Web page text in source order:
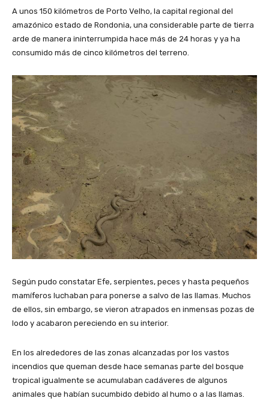
A unos 150 kilómetros de Porto Velho, la capital regional del
amazónico estado de Rondonia, una considerable parte de tierra
arde de manera ininterrumpida hace más de 24 horas y ya ha
consumido más de cinco kilómetros del terreno.
Según pudo constatar Efe, serpientes, peces y hasta pequeños
mamíferos luchaban para ponerse a salvo de las llamas. Muchos
de ellos, sin embargo, se vieron atrapados en inmensas pozas de
lodo y acabaron pereciendo en su interior.
En los alrededores de las zonas alcanzadas por los vastos
incendios que queman desde hace semanas parte del bosque
tropical igualmente se acumulaban cadáveres de algunos
animales que habían sucumbido debido al humo o a las llamas.